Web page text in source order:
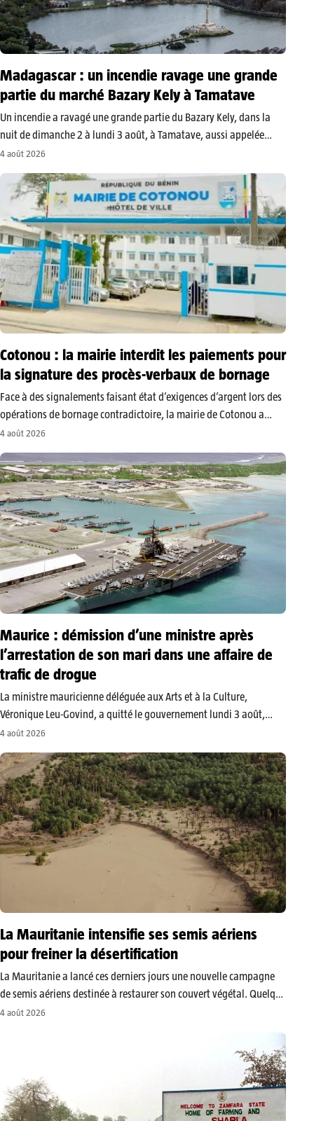
Madagascar : un incendie ravage une grande
partie du marché Bazary Kely à Tamatave
Un incendie a ravagé une grande partie du Bazary Kely, dans la
nuit de dimanche 2 à lundi 3 août, à Tamatave, aussi appelée
Toamasina, sur la côte est de Madagascar. Le sinistre a fait un
4 août 2026
Cotonou : la mairie interdit les paiements pour
la signature des procès-verbaux de bornage
Face à des signalements faisant état d’exigences d’argent lors des
opérations de bornage contradictoire, la mairie de Cotonou a
rappelé que la signature du procès-verbal est un acte gratuit. Elle
4 août 2026
Maurice : démission d’une ministre après
l’arrestation de son mari dans une affaire de
trafic de drogue
La ministre mauricienne déléguée aux Arts et à la Culture,
Véronique Leu-Govind, a quitté le gouvernement lundi 3 août,
trois jours après l’arrestation de son époux dans une affaire
4 août 2026
La Mauritanie intensifie ses semis aériens
pour freiner la désertification
La Mauritanie a lancé ces derniers jours une nouvelle campagne
de semis aériens destinée à restaurer son couvert végétal. Quelque
trois tonnes de graines d’arbres ont été dispersées dans des zones
4 août 2026